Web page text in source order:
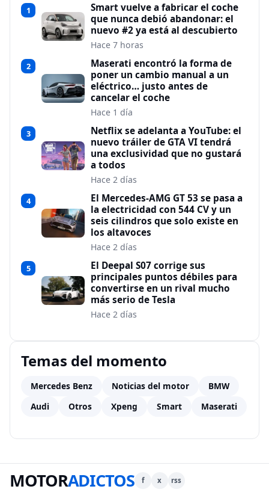
1
Smart vuelve a fabricar el coche
que nunca debió abandonar: el
nuevo #2 ya está al descubierto
Hace 7 horas
2
Maserati encontró la forma de
poner un cambio manual a un
eléctrico… justo antes de
cancelar el coche
Hace 1 día
3
Netflix se adelanta a YouTube: el
nuevo tráiler de GTA VI tendrá
una exclusividad que no gustará
a todos
Hace 2 días
4
El Mercedes-AMG GT 53 se pasa a
la electricidad con 544 CV y un
seis cilindros que solo existe en
los altavoces
Hace 2 días
5
El Deepal S07 corrige sus
principales puntos débiles para
convertirse en un rival mucho
más serio de Tesla
Hace 2 días
Temas del momento
Mercedes Benz Noticias del motor
BMW
Audi
Otros Xpeng Smart Maserati
MOTORADICTOS f x rss